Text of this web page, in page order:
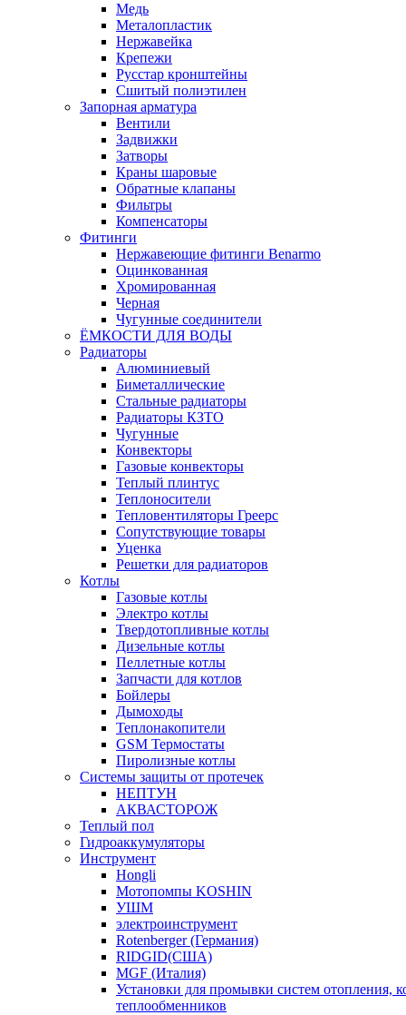
Медь
Металопластик
Нержавейка
Крепежи
Русстар кронштейны
Сшитый полиэтилен
Запорная арматура
Вентили
Задвижки
Затворы
Краны шаровые
Обратные клапаны
Фильтры
Компенсаторы
Фитинги
Нержавеющие фитинги Benarmo
Оцинкованная
Хромированная
Черная
Чугунные соединители
ЁМКОСТИ ДЛЯ ВОДЫ
Радиаторы
Алюминиевый
Биметаллические
Стальные радиаторы
Радиаторы КЗТО
Чугунные
Конвекторы
Газовые конвекторы
Теплый плинтус
Теплоносители
Тепловентиляторы Греерс
Сопутствующие товары
Уценка
Решетки для радиаторов
Котлы
Газовые котлы
Электро котлы
Твердотопливные котлы
Дизельные котлы
Пеллетные котлы
Запчасти для котлов
Бойлеры
Дымоходы
Теплонакопители
GSM Термостаты
Пиролизные котлы
Системы защиты от протечек
НЕПТУН
АКВАСТОРОЖ
Теплый пол
Гидроаккумуляторы
Инструмент
Hongli
Мотопомпы KOSHIN
УШМ
электроинструмент
Rotenberger (Германия)
RIDGID(США)
MGF (Италия)
Установки для промывки систем отопления,
теплообменников